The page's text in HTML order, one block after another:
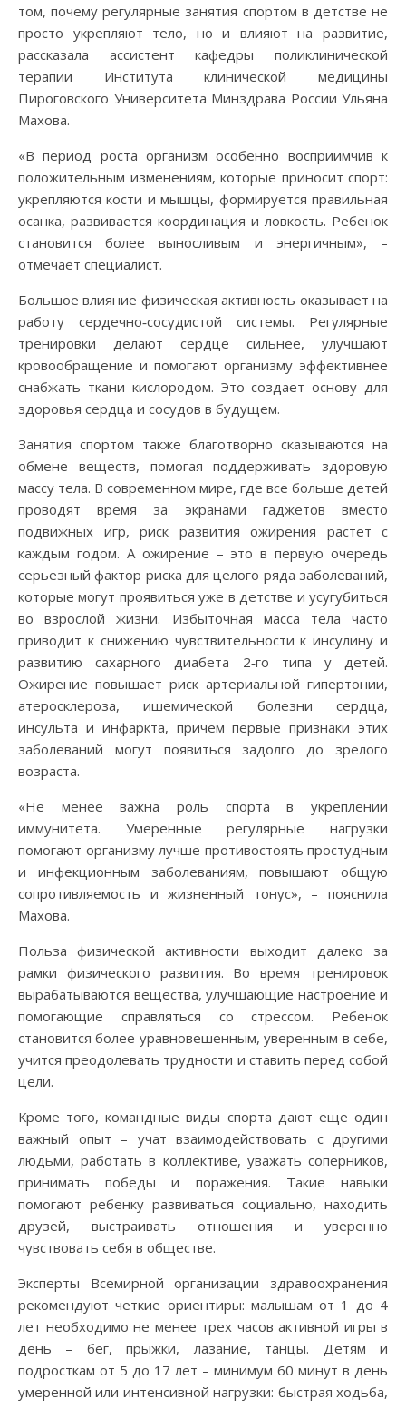
том, почему регулярные занятия спортом в детстве не
просто укрепляют тело, но и влияют на развитие,
рассказала ассистент кафедры поликлинической
терапии Института клинической медицины
Пироговского Университета Минздрава России Ульяна
Махова.
«В период роста организм особенно восприимчив к
положительным изменениям, которые приносит спорт:
укрепляются кости и мышцы, формируется правильная
осанка, развивается координация и ловкость. Ребенок
становится более выносливым и энергичным», –
отмечает специалист.
Большое влияние физическая активность оказывает на
работу сердечно‑сосудистой системы. Регулярные
тренировки делают сердце сильнее, улучшают
кровообращение и помогают организму эффективнее
снабжать ткани кислородом. Это создает основу для
здоровья сердца и сосудов в будущем.
Занятия спортом также благотворно сказываются на
обмене веществ, помогая поддерживать здоровую
массу тела. В современном мире, где все больше детей
проводят время за экранами гаджетов вместо
подвижных игр, риск развития ожирения растет с
каждым годом. А ожирение – это в первую очередь
серьезный фактор риска для целого ряда заболеваний,
которые могут проявиться уже в детстве и усугубиться
во взрослой жизни. Избыточная масса тела часто
приводит к снижению чувствительности к инсулину и
развитию сахарного диабета 2‑го типа у детей.
Ожирение повышает риск артериальной гипертонии,
атеросклероза, ишемической болезни сердца,
инсульта и инфаркта, причем первые признаки этих
заболеваний могут появиться задолго до зрелого
возраста.
«Не менее важна роль спорта в укреплении
иммунитета. Умеренные регулярные нагрузки
помогают организму лучше противостоять простудным
и инфекционным заболеваниям, повышают общую
сопротивляемость и жизненный тонус», – пояснила
Махова.
Польза физической активности выходит далеко за
рамки физического развития. Во время тренировок
вырабатываются вещества, улучшающие настроение и
помогающие справляться со стрессом. Ребенок
становится более уравновешенным, уверенным в себе,
учится преодолевать трудности и ставить перед собой
цели.
Кроме того, командные виды спорта дают еще один
важный опыт – учат взаимодействовать с другими
людьми, работать в коллективе, уважать соперников,
принимать победы и поражения. Такие навыки
помогают ребенку развиваться социально, находить
друзей, выстраивать отношения и уверенно
чувствовать себя в обществе.
Эксперты Всемирной организации здравоохранения
рекомендуют четкие ориентиры: малышам от 1 до 4
лет необходимо не менее трех часов активной игры в
день – бег, прыжки, лазание, танцы. Детям и
подросткам от 5 до 17 лет – минимум 60 минут в день
умеренной или интенсивной нагрузки: быстрая ходьба,